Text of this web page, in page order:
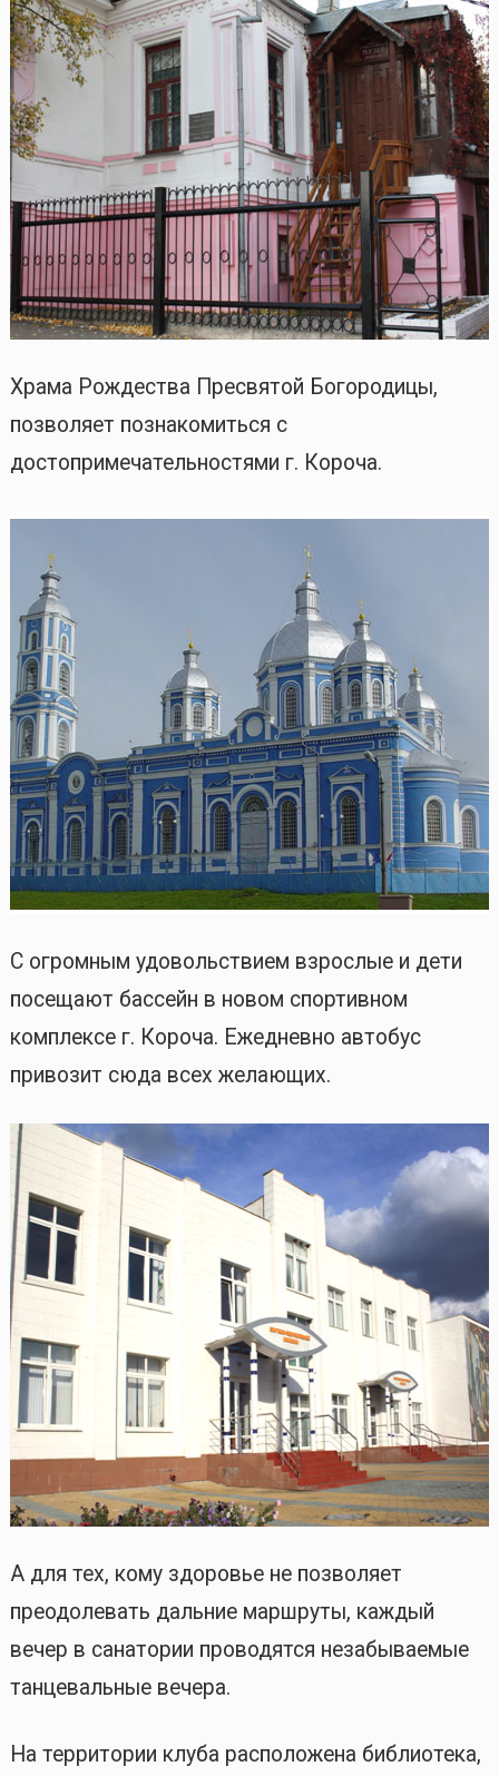
Храма Рождества Пресвятой Богородицы,
позволяет познакомиться с
достопримечательностями г. Короча.
С огромным удовольствием взрослые и дети
посещают бассейн в новом спортивном
комплексе г. Короча. Ежедневно автобус
привозит сюда всех желающих.
А для тех, кому здоровье не позволяет
преодолевать дальние маршруты, каждый
вечер в санатории проводятся незабываемые
танцевальные вечера.
На территории клуба расположена библиотека,